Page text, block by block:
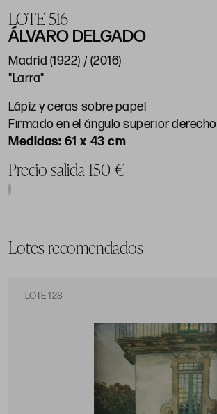
LOTE 516
ÁLVARO DELGADO
Madrid (1922) / (2016)
"Larra"
Lápiz y ceras sobre papel
Firmado en el ángulo superior derecho
61 x 43 cm
Precio salida 150 €
Lotes recomendados
LOTE 128